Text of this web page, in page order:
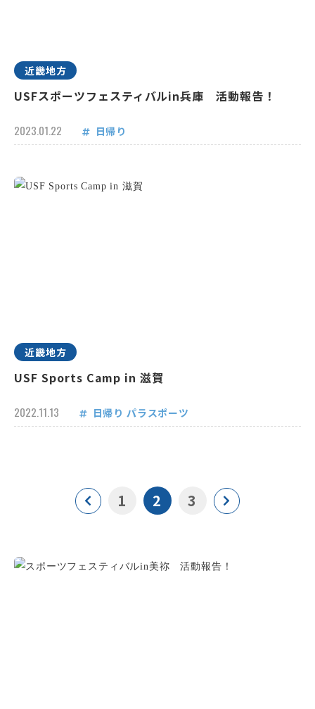
近畿地方
USFスポーツフェスティバルin兵庫 活動報告！
2023.01.22 日帰り
近畿地方
USF Sports Camp in 滋賀
2022.11.13 日帰り パラスポーツ
1 2 3